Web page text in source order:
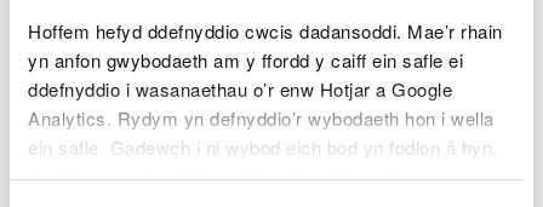
Hoffem hefyd ddefnyddio cwcis dadansoddi. Mae’r rhain
yn anfon gwybodaeth am y ffordd y caiff ein safle ei
ddefnyddio i wasanaethau o’r enw Hotjar a Google
Analytics. Rydym yn defnyddio’r wybodaeth hon i wella
ein safle. Gadewch i ni wybod eich bod yn fodlon â hyn.
Byddwn yn defnyddio cwci i gadw eich dewis.
Cenedlaethol)
Rhoi gwybod am lifogydd
neu berygl llifogydd